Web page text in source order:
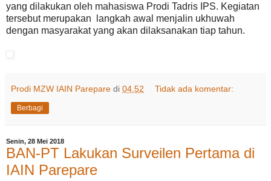
yang dilakukan oleh mahasiswa Prodi Tadris IPS. Kegiatan
tersebut merupakan langkah awal menjalin ukhuwah
dengan masyarakat yang akan dilaksanakan tiap tahun.
Prodi MZW IAIN Parepare di 04.52 Tidak ada komentar:
Berbagi
Senin, 28 Mei 2018
BAN-PT Lakukan Surveilen Pertama di
IAIN Parepare